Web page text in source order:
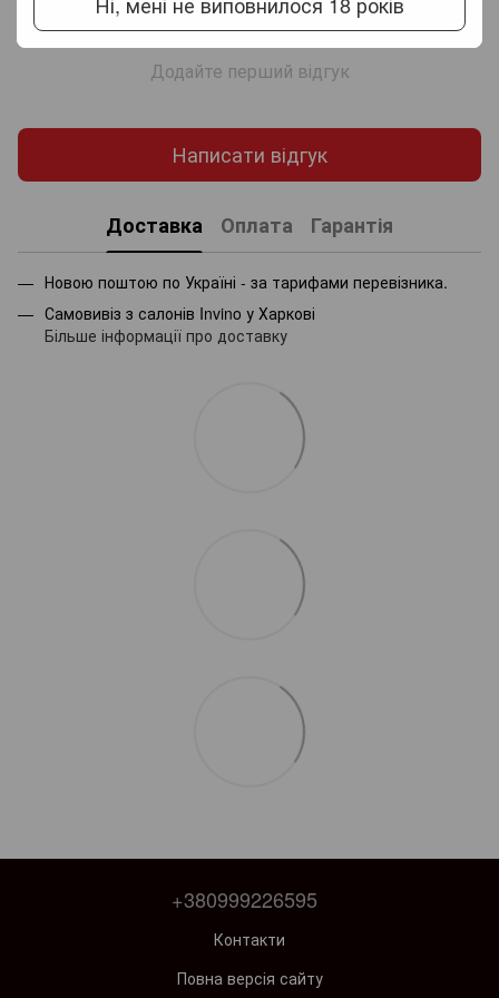
Додайте перший відгук
Написати відгук
Доставка Оплата Гарантія
Новою поштою по Україні - за тарифами перевізника.
Самовивіз з салонів Invino у Харкові
Більше інформації про доставку
+380999226595
Контакти
Повна версія сайту